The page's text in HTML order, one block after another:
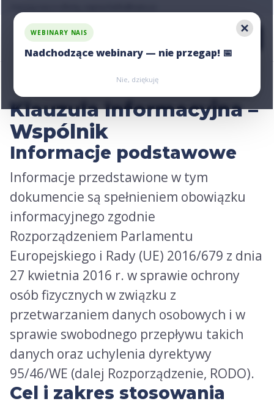
Klauzula Informacyjna –
Wspólnik
Informacje podstawowe
Informacje przedstawione w tym
dokumencie są spełnieniem obowiązku
informacyjnego zgodnie
Rozporządzeniem Parlamentu
Europejskiego i Rady (UE) 2016/679 z dnia
27 kwietnia 2016 r. w sprawie ochrony
osób fizycznych w związku z
przetwarzaniem danych osobowych i w
sprawie swobodnego przepływu takich
danych oraz uchylenia dyrektywy
95/46/WE (dalej Rozporządzenie, RODO).
Cel i zakres stosowania
WEBINARY NAIS
Nadchodzące webinary — nie przegap! 📅
Zarejestruj się
Zarejestruj się
Nie, dziękuję